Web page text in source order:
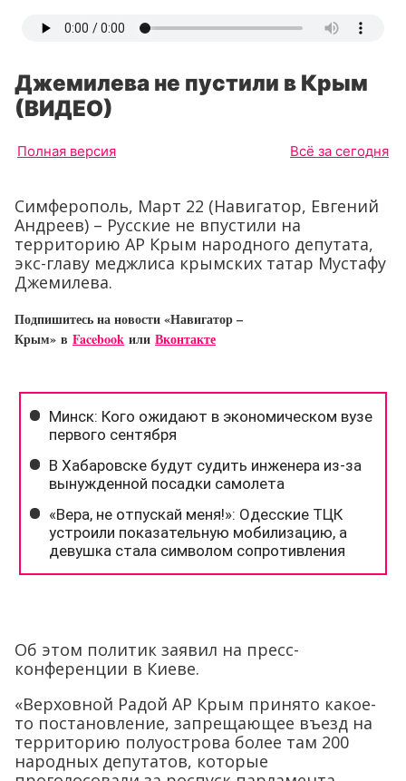
Джемилева не пустили в Крым
(ВИДЕО)
Полная версия Всё за сегодня
Симферополь, Март 22 (Навигатор, Евгений
Андреев) – Русские не впустили на
территорию АР Крым народного депутата,
экс-главу меджлиса крымских татар Мустафу
Джемилева.
Подпишитесь на новости «Навигатор –
Крым» в Facebook или Вконтакте
Об этом политик заявил на пресс-
конференции в Киеве.
«Верховной Радой АР Крым принято какое-
то постановление, запрещающее въезд на
территорию полуострова более там 200
народных депутатов, которые